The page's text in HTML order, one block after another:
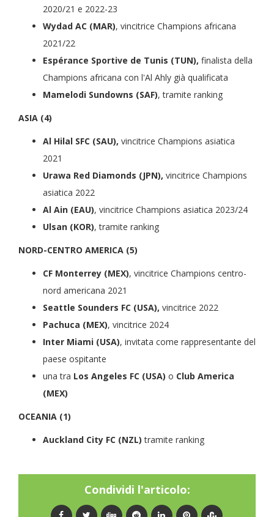
2020/21 e 2022-23
Wydad AC (MAR), vincitrice Champions africana
2021/22
Espérance Sportive de Tunis (TUN), finalista della
Champions africana con l'Al Ahly già qualificata
Mamelodi Sundowns (SAF), tramite ranking
ASIA (4)
Al Hilal SFC (SAU), vincitrice Champions asiatica
2021
Urawa Red Diamonds (JPN), vincitrice Champions
asiatica 2022
Al Ain (EAU), vincitrice Champions asiatica 2023/24
Ulsan (KOR), tramite ranking
NORD-CENTRO AMERICA (5)
CF Monterrey (MEX), vincitrice Champions centro-
nord americana 2021
Seattle Sounders FC (USA), vincitrice 2022
Pachuca (MEX), vincitrice 2024
Inter Miami (USA), invitata come rappresentante del
paese ospitante
una tra Los Angeles FC (USA) o Club America
(MEX)
OCEANIA (1)
Auckland City FC (NZL) tramite ranking
Condividi l'articolo: